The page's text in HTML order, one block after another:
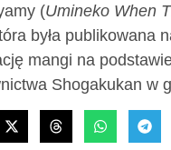
(Umineko When
była publikowana
mangi na
Shogakukan w